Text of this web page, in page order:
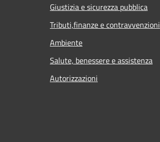
Giustizia e sicurezza pubblica
Tributi,finanze e contravvenzioni
Ambiente
Salute, benessere e assistenza
Autorizzazioni